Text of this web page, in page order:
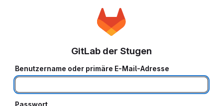
GitLab der Stugen
Benutzername oder primäre E-Mail-Adresse
Passwort